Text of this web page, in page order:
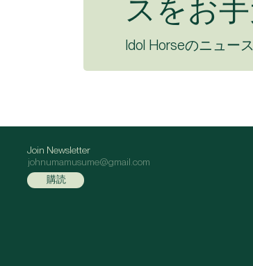
Idol Horseのニュー
Join Newsletter